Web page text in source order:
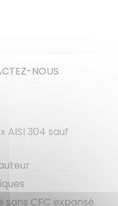
NOUS
AISI 304 sauf
CFC expansé